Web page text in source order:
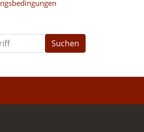
Suchen